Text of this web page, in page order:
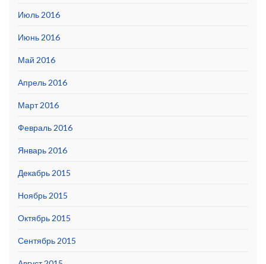
Июль 2016
Июнь 2016
Май 2016
Апрель 2016
Март 2016
Февраль 2016
Январь 2016
Декабрь 2015
Ноябрь 2015
Октябрь 2015
Сентябрь 2015